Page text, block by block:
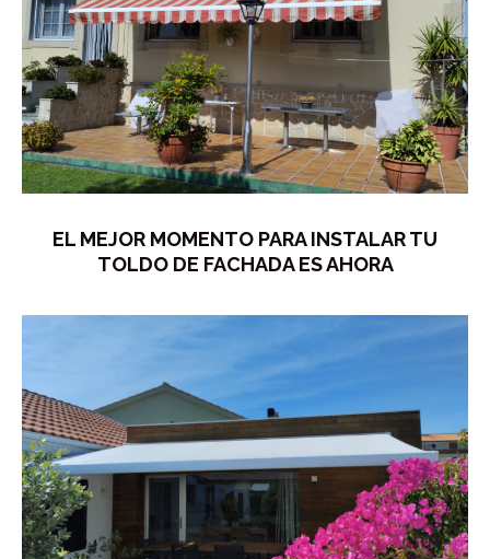
EL MEJOR MOMENTO PARA INSTALAR TU
TOLDO DE FACHADA ES AHORA